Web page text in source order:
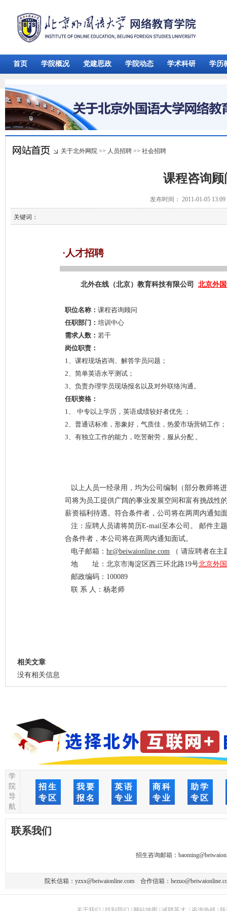
首页 学院概况 党建思政 学院动态 学术科研 学历
关于北外网院 >> 人员招聘 >> 社会招聘
课程咨询顾
发布时间： 2011-01-05
关键词：
·人才招聘
北外在线（北京）教育科技有限公司 北京外
职位名称： 课程咨询顾问
任职部门： 培训中心
需求人数： 若干
岗位职责：
1、 课程现场咨询、解答学员问题；
2、简单英语水平测试；
3、负责办理学员现场报名以及对外联络沟通。
任职资格：
1、
中专以上学历，英语成绩较好者优先 ；
2、普通话标准，形象好，气质佳，热爱市场营销工作；
3、有独立工作的能力，吃苦耐劳，服从分配 。
以上人员一经录用，均为公司编制（部分教师将
司将为员工提供广阔的事业发展空间和富有挑战性
薪资福利待遇。符合条件者，公司将在两周内通知
注：应聘人员请将简历E-mail至本公司。 邮件主
合条件者，本公司将在两周内通知面试。
电子邮箱： hr@beiwaionline.com （ 请应聘者在主
地 址：北京市海淀区西三环北路19号北京外
邮政编码：100089
联 系 人：杨老师
相关文章
没有相关信息
学
院
导
航
招生
专区
我要
报名
英语
专业
商科
专业
助学
专区
联系我们
招生咨询邮箱：
院长信箱： yzxx@beiwaionline.com 合作信箱：